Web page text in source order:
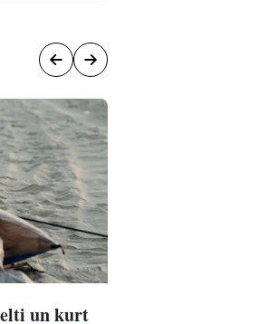
un kurt